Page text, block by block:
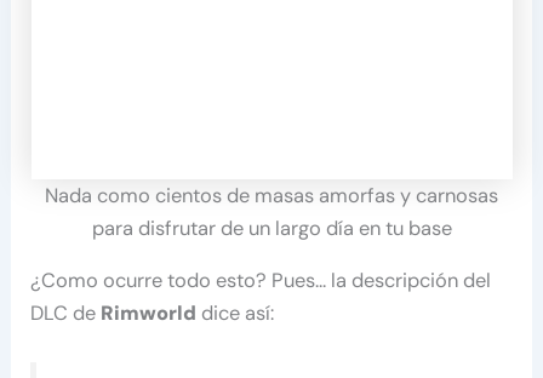
Nada como cientos de masas amorfas y carnosas
para disfrutar de un largo día en tu base
¿Como ocurre todo esto? Pues… la descripción del
DLC de Rimworld dice así: